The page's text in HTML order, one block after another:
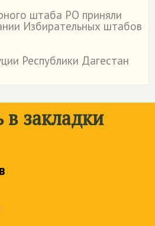
штаба РО приняли
Избирательных штабов
Республики Дагестан
в закладки